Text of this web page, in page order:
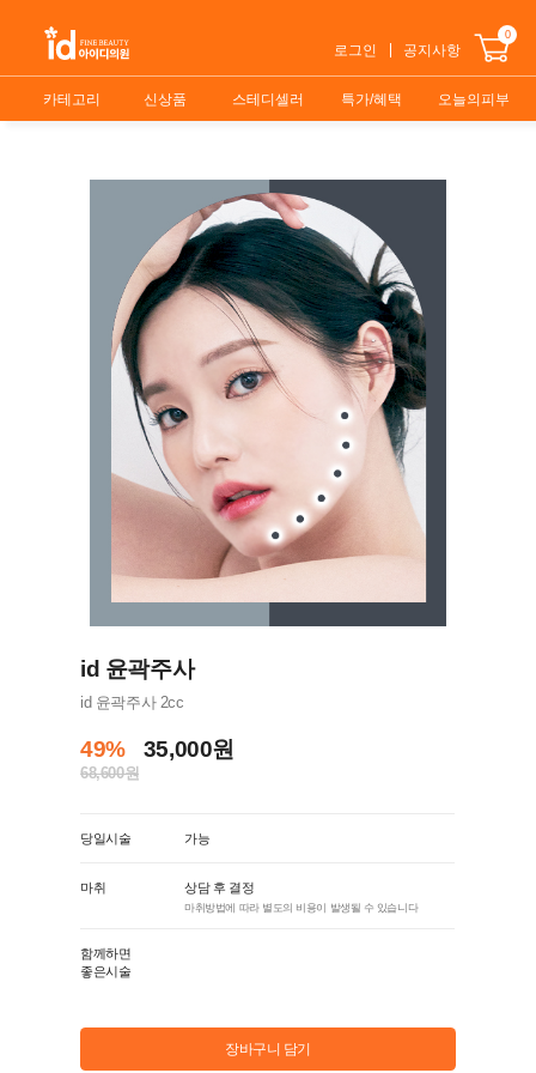
로그인 공지사항
카테고리 신상품 스테디셀러 특가/혜택 오늘의피부
0
id 윤곽주사
id 윤곽주사 2cc
49% 35,000원
68,600원
당일시술 가능
마취 상담 후 결정
마취방법에 따라 별도의 비용이 발생될 수 있습니다
함께하면
좋은시술
장바구니 담기